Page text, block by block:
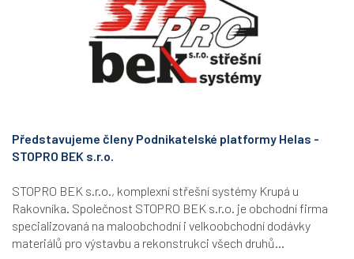
Představujeme členy Podnikatelské platformy Helas -
STOPRO BEK s.r.o.
STOPRO BEK s.r.o., komplexní střešní systémy Krupá u
Rakovníka. Společnost STOPRO BEK s.r.o. je obchodní firma
specializovaná na maloobchodní i velkoobchodní dodávky
materiálů pro výstavbu a rekonstrukci všech druhů...